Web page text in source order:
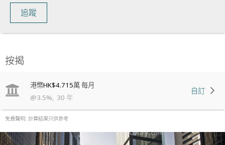
按揭
港幣HK$4.715萬每月
@3.5%, 30 年
自訂
免責聲明: 計算結果只供參考
追蹤